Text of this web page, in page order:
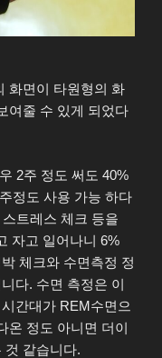
화면이 타원형의 화
여줄 수 있게 되었다
2주 정도 써도 40%
정도 사용 가능 하다
트레스 체크 등을
자고 일어나니 6%
체크와 수면측정 정
다. 수면 측정은 이
간대가 REM수면으
온 정도 아니면 더이
것 같습니다.